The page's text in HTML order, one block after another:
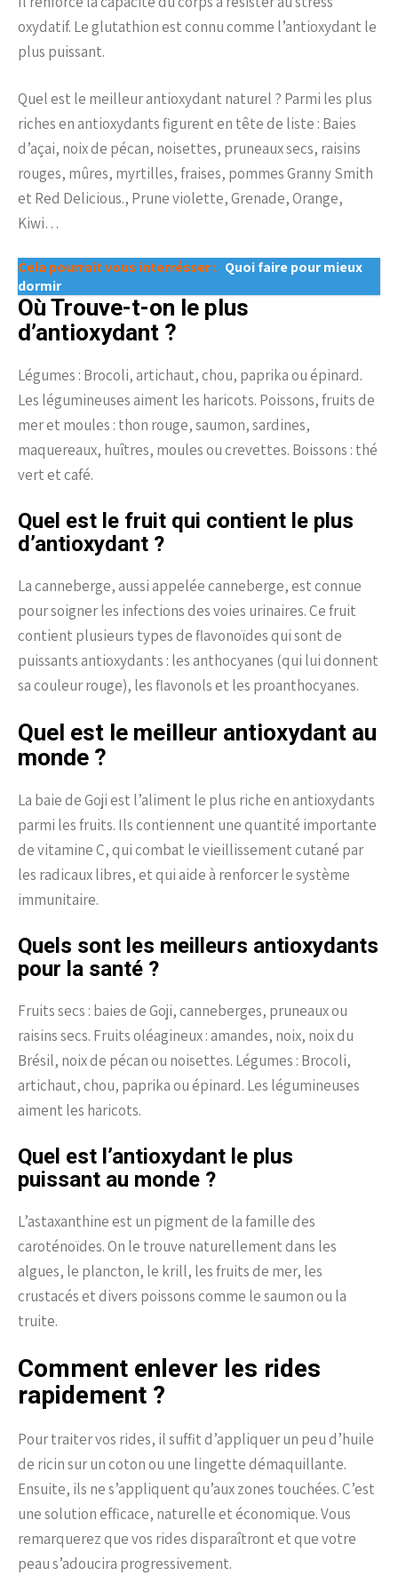
oxydatif. Le glutathion est connu comme l’antioxydant le
plus puissant.
Quel est le meilleur antioxydant naturel ? Parmi les plus
riches en antioxydants figurent en tête de liste : Baies
d’açai, noix de pécan, noisettes, pruneaux secs, raisins
rouges, mûres, myrtilles, fraises, pommes Granny Smith
et Red Delicious., Prune violette, Grenade, Orange,
Kiwi…
Cela pourrait vous interrésser : Quoi faire pour mieux
dormir
Où Trouve-t-on le plus
d’antioxydant ?
Légumes : Brocoli, artichaut, chou, paprika ou épinard.
Les légumineuses aiment les haricots. Poissons, fruits de
mer et moules : thon rouge, saumon, sardines,
maquereaux, huîtres, moules ou crevettes. Boissons : thé
vert et café.
Quel est le fruit qui contient le plus
d’antioxydant ?
La canneberge, aussi appelée canneberge, est connue
pour soigner les infections des voies urinaires. Ce fruit
contient plusieurs types de flavonoïdes qui sont de
puissants antioxydants : les anthocyanes (qui lui donnent
sa couleur rouge), les flavonols et les proanthocyanes.
Quel est le meilleur antioxydant au
monde ?
La baie de Goji est l’aliment le plus riche en antioxydants
parmi les fruits. Ils contiennent une quantité importante
de vitamine C, qui combat le vieillissement cutané par
les radicaux libres, et qui aide à renforcer le système
immunitaire.
Quels sont les meilleurs antioxydants
pour la santé ?
Fruits secs : baies de Goji, canneberges, pruneaux ou
raisins secs. Fruits oléagineux : amandes, noix, noix du
Brésil, noix de pécan ou noisettes. Légumes : Brocoli,
artichaut, chou, paprika ou épinard. Les légumineuses
aiment les haricots.
Quel est l’antioxydant le plus
puissant au monde ?
L’astaxanthine est un pigment de la famille des
caroténoïdes. On le trouve naturellement dans les
algues, le plancton, le krill, les fruits de mer, les
crustacés et divers poissons comme le saumon ou la
truite.
Comment enlever les rides
rapidement ?
Pour traiter vos rides, il suffit d’appliquer un peu d’huile
de ricin sur un coton ou une lingette démaquillante.
Ensuite, ils ne s’appliquent qu’aux zones touchées. C’est
une solution efficace, naturelle et économique. Vous
remarquerez que vos rides disparaîtront et que votre
peau s’adoucira progressivement.